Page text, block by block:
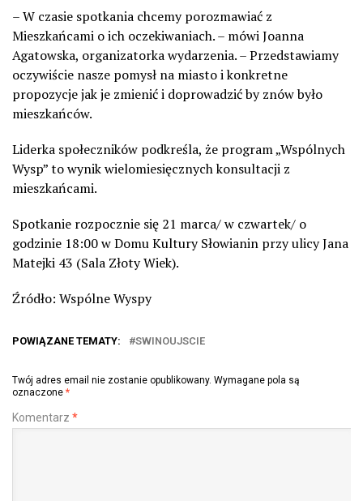
– W czasie spotkania chcemy porozmawiać z
Mieszkańcami o ich oczekiwaniach. – mówi Joanna
Agatowska, organizatorka wydarzenia. –Przedstawiamy
oczywiście nasze pomysł na miasto i konkretne
propozycje jak je zmienić i doprowadzić by znów było
mieszkańców.
Liderka społeczników podkreśla, że program „Wspólnych
Wysp” to wynik wielomiesięcznych konsultacji z
mieszkańcami.
Spotkanie rozpocznie się 21 marca/ w czwartek/ o
godzinie 18:00 w Domu Kultury Słowianin przy ulicy Jana
Matejki 43 (Sala Złoty Wiek).
Źródło: Wspólne Wyspy
POWIĄZANE TEMATY: SWINOUJSCIE
Twój adres email nie zostanie opublikowany. Wymagane pola są
oznaczone *
Komentarz *